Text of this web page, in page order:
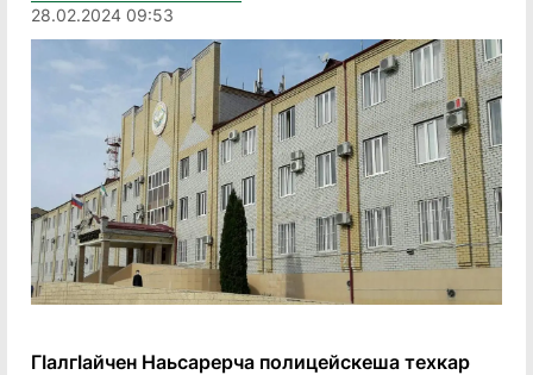
28.02.2024 09:53
ГӀалгӀайчен Наьсарерча полицейскеша техкар